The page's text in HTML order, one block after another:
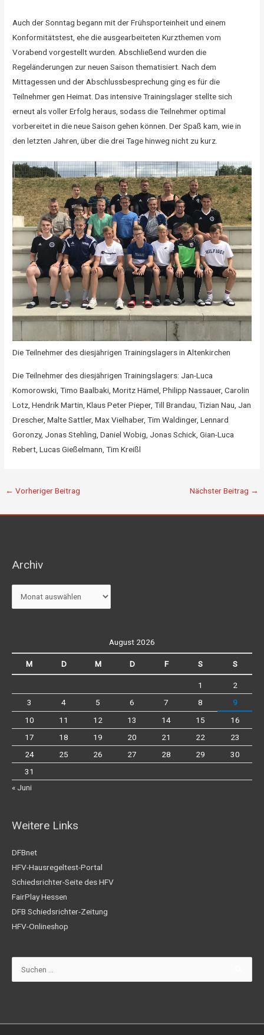
Auch der Sonntag begann mit der Frühsporteinheit und einem
Konformitätstest, ehe die ausgearbeiteten Kurzthemen vom
Vorabend vorgestellt wurden. Abschließend wurden die
Regeländerungen zur neuen Saison thematisiert. Nach dem
Mittagessen und der Abschlussbesprechung ging es für die
Teilnehmer gen Heimat. Das intensive Trainingslager stellte sich
erneut als voller Erfolg heraus, sodass die Teilnehmer optimal
vorbereitet in die neue Saison gehen können. Der Spaß kam, wie in
den letzten Jahren, über die drei Tage hinweg nicht zu kurz.
Die Teilnehmer des diesjährigen Trainingslagers in Altenkirchen
Die Teilnehmer des diesjährigen Trainingslagers: Jan-Luca
Komorowski, Timo Baalbaki, Moritz Hämel, Philipp Nassauer, Carolin
Lotz, Hendrik Martin, Klaus Peter Pieper, Till Brandau, Tizian Nau, Jan
Drescher, Malte Sattler, Max Vielhaber, Tim Waldinger, Lennard
Goronzy, Jonas Stehling, Daniel Wobig, Jonas Schick, Gian-Luca
Rebert, Lucas Gießelmann, Tim Kreißl
← Vorheriger Beitrag Nächster Beitrag →
Archiv
Archiv
August 2026
M D M D F S S
1
2
3
4 5 6 7 8
9
10
11 12 13 14 15
16
17
18 19 20 21 22
23
24
25 26 27 28 29
30
31
« Juni
Weitere Links
DFBnet
HFV-Hausregeltest-Portal
Schiedsrichter-Seite des HFV
FairPlay Hessen
DFB Schiedsrichter-Zeitung
HFV-Onlineshop
Suchen